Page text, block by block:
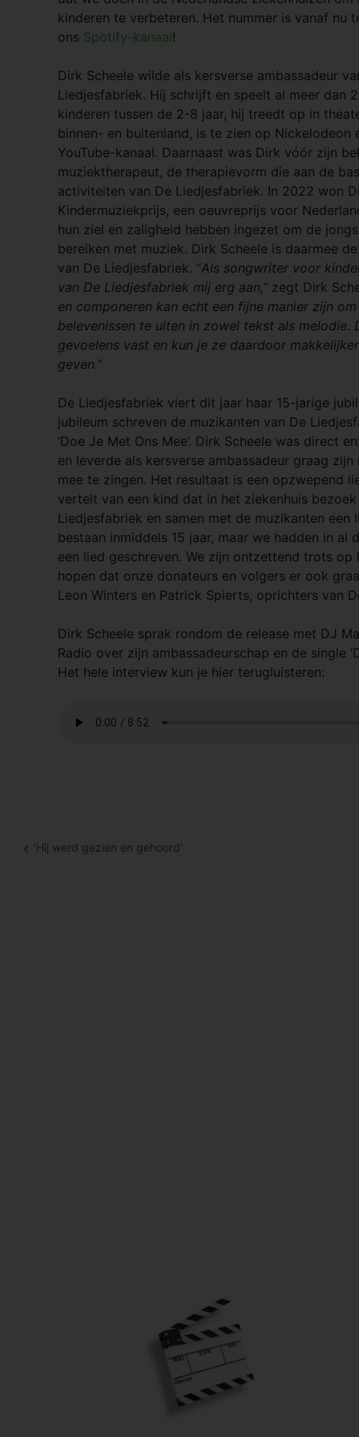
kinderen te verbeteren. Het nummer is vanaf nu
ons Spotify-kanaal!
Dirk Scheele wilde als kersverse ambassadeur
Liedjesfabriek. Hij schrijft en speelt al meer dan
kinderen tussen de 2-8 jaar, hij treedt op in
binnen- en buitenland, is te zien op Nickelodeon
YouTube-kanaal. Daarnaast was Dirk vóór zijn
muziektherapeut, de therapievorm die aan de
activiteiten van De Liedjesfabriek. In 2022 won
Kindermuziekprijs, een oeuvreprijs voor
hun ziel en zaligheid hebben ingezet om de
bereiken met muziek. Dirk Scheele is daarmee
van De Liedjesfabriek. “Als songwriter voor
van De Liedjesfabriek mij erg aan,” zegt Dirk
en componeren kan echt een fijne manier zijn
belevenissen te uiten in zowel tekst als melodie.
gevoelens vast en kun je ze daardoor
geven.”
De Liedjesfabriek viert dit jaar haar 15-jarige
jubileum schreven de muzikanten van De
‘Doe Je Met Ons Mee’. Dirk Scheele was direct
en leverde als kersverse ambassadeur graag
mee te zingen. Het resultaat is een opzwepend
vertelt van een kind dat in het ziekenhuis
Liedjesfabriek en samen met de muzikanten een
bestaan inmiddels 15 jaar, maar we hadden in al
een lied geschreven. We zijn ontzettend trots op
hopen dat onze donateurs en volgers er ook
Leon Winters en Patrick Spierts, oprichters van
Dirk Scheele sprak rondom de release met DJ
Radio over zijn ambassadeurschap en de single
Het hele interview kun je hier terugluisteren:
‘Hij werd gezien en gehoord’